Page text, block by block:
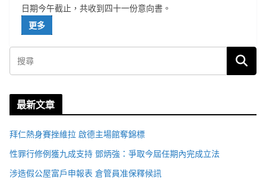
日期今午截止，共收到四十一份意向書。
更多
最新文章
拜仁熱身賽挫維拉 啟德主場館奪錦標
性罪行修例獲九成支持 鄧炳強：爭取今屆任期內完成立法
涉造假公屋富戶申報表 倉管員准保釋候訊